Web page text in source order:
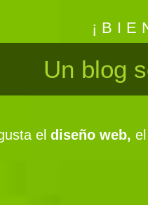
Un blog
el diseño web, el